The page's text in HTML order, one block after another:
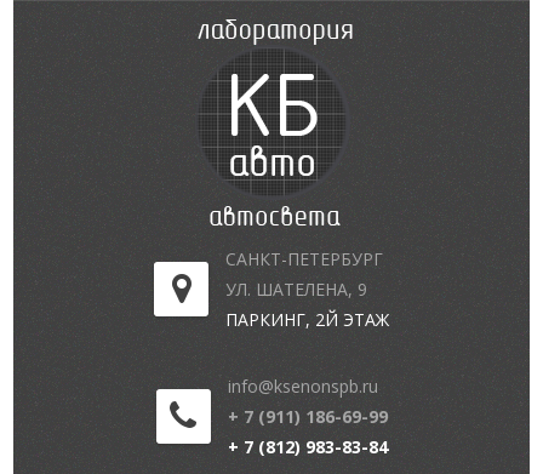
САНКТ-ПЕТЕРБУРГ
УЛ. ШАТЕЛЕНА, 9
ПАРКИНГ, 2Й ЭТАЖ
info@ksenonspb.ru
+ 7 (911) 186-69-99
+ 7 (812) 983-83-84